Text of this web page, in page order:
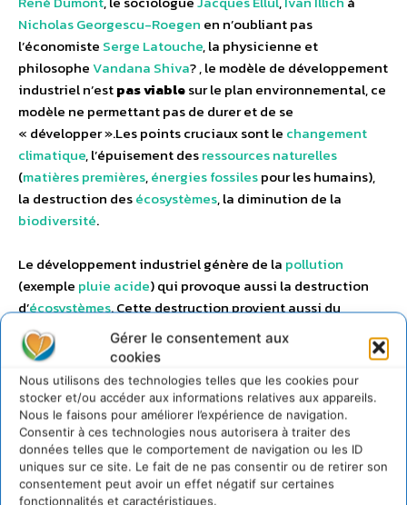
Gérer le consentement aux
cookies
Nous utilisons des technologies telles que les cookies pour
stocker et/ou accéder aux informations relatives aux appareils.
Nous le faisons pour améliorer l’expérience de navigation.
Consentir à ces technologies nous autorisera à traiter des
données telles que le comportement de navigation ou les ID
uniques sur ce site. Le fait de ne pas consentir ou de retirer son
consentement peut avoir un effet négatif sur certaines
fonctionnalités et caractéristiques.
Nicholas Georgescu-Roegen en n’oubliant pas
l’économiste Serge Latouche, la physicienne et
philosopheVandana Shiva?, le modèle de développement
industriel n’estpas viablesur le plan environnemental, ce
modèle ne permettant pas de durer et de se
« développer ».Les points cruciaux sont le changement
climatique, l’épuisement desressources naturelles
(matières premières,énergies fossilespour les humains),
la destruction desécosystèmes, la diminution de la
biodiversité.
Le développement industriel génère de la pollution
(exemple pluie acide) qui provoque aussi la destruction
d’écosystèmes. Cette destruction provient aussi du
changement climatique ou de l’exploitation des
ressources naturelles(exemple la
de la forêt
équatoriale). Elle provoque une perte inestimable en
terme debiodiversitépar l’extinction (donc irréversible)
d’espèces végétales ou animales. Enfin, ce développement
provoque la raréfaction desénergies fossileset des
matières premières(imminence dupic pétrolier), donc
finalement l’épuisement desressources naturelles